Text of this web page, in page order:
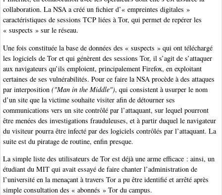
collaboration. La NSA a créé un fichier d’« empreintes digitales »
caractéristiques de sessions TCP liées à Tor, qui permet de repérer les
« suspects » sur le réseau.
Une fois constituée la base de données des « suspects » qui ont téléchargé
les logiciels de Tor et qui génèrent des sessions Tor, il s’agit de s’attaquer
aux navigateurs qu’ils emploient, principalement Firefox, en exploitant
certaines de ses vulnérabilités. Pour ce faire la NSA procède à des attaques
par interposition ("Man in the Middle"), qui consistent à usurper le nom
d’un site que la victime souhaite visiter afin de détourner ses
communications vers un site contrôlé par l’attaquant, sur lequel pourront
être menées des investigations frauduleuses, et à partir duquel le navigateur
du visiteur pourra être infecté par des logiciels contrôlés par l’attaquant. La
suite est du piratage de routine, enfin presque.
La simple liste des utilisateurs de Tor est déjà une arme efficace : ainsi, un
étudiant du MIT qui avait essayé de faire chanter l’administration de
l’université en la menaçant à travers Tor a pu être identifié et arrêté après
simple consultation des « abonnés » Tor du campus.